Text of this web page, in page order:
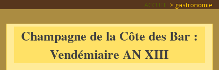
ACCUEIL> gastronomie
Champagne de la Côte des Bar :
Vendémiaire AN XIII